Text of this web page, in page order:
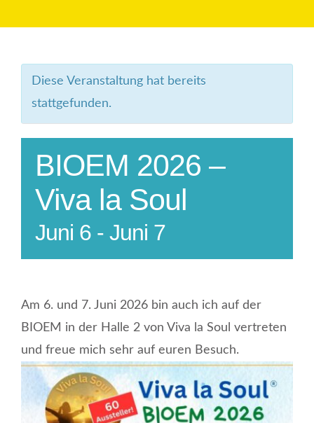
Diese Veranstaltung hat bereits
stattgefunden.
BIOEM 2026 –
Viva la Soul
Juni 6 - Juni 7
Am 6. und 7. Juni 2026 bin auch ich auf der
BIOEM in der Halle 2 von Viva la Soul vertreten
und freue mich sehr auf euren Besuch.